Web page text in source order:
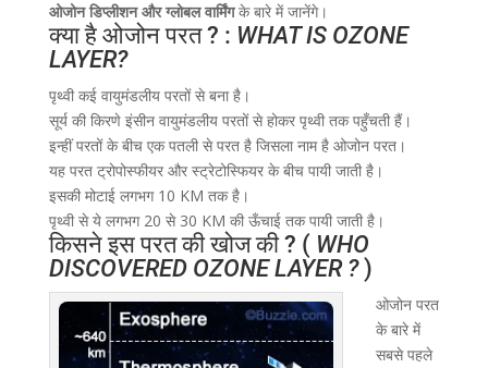
ओजोन डिप्लीशन और ग्लोबल वार्मिंगके बारे में जानेंगे।
क्या है ओजोन परत ? : WHAT IS OZONE
LAYER?
पृथ्वी कई वायुमंडलीय परतों से बना है।
सूर्य की किरणे इंसीन वायुमंडलीय परतों से होकर पृथ्वी तक पहुँचती हैं।
इन्हीं परतों के बीच एक पतली से परत है जिसला नाम है ओजोन परत।
यह परत ट्रोपोस्फीयर और स्ट्रेटोस्फियर के बीच पायी जाती है।
इसकी मोटाई लगभग 10 KM तक है।
पृथ्वी से ये लगभग 20 से 30 KM की ऊँचाई तक पायी जाती है।
किसने इस परत की खोज की ? ( WHO
DISCOVERED OZONE LAYER ?)
ओजोन परत
के बारे में
सबसे पहले